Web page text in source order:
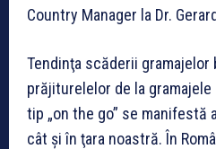
Country Manager la Dr.
Tendinţa scăderii
prăjiturelelor de la gramajele
tip „on the go” se manifestă
cât şi în ţara noastră. În